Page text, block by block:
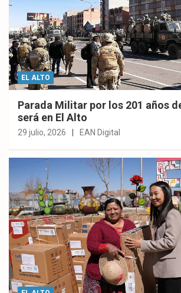
EL ALTO
Parada Militar por los 201 años
será en El Alto
29 julio, 2026 EAN Digital